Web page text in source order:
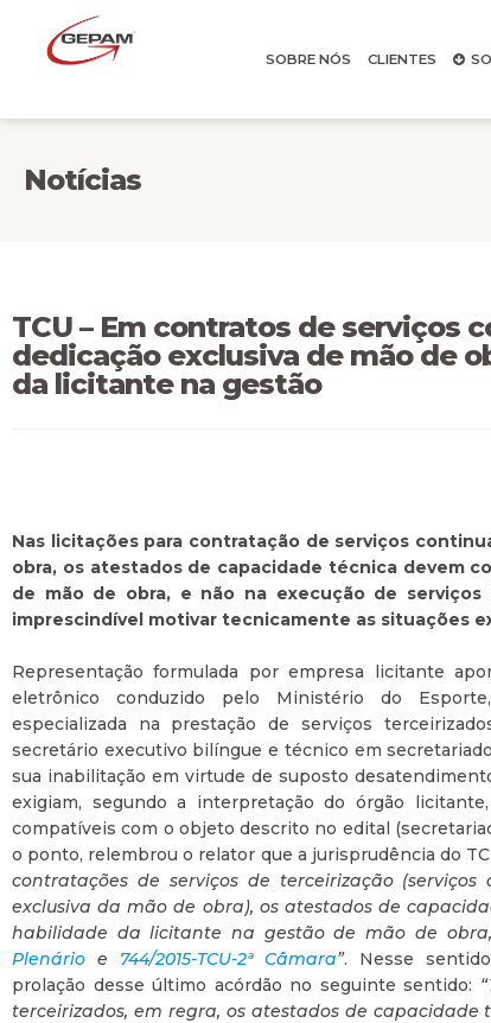
SOBRE NÓS CLIENTES
Notícias
TCU – Em contratos de serviços
dedicação exclusiva de mão de
da licitante na gestão
Nas licitações para contratação de serviços
obra, os atestados de capacidade técnica devem
de mão de obra, e não na execução de
imprescindível motivar tecnicamente as situações
Representação formulada por empresa licitante
eletrônico conduzido pelo Ministério do
especializada na prestação de serviços
secretário executivo bilíngue e técnico em
sua inabilitação em virtude de suposto
exigiam, segundo a interpretação do órgão
compatíveis com o objeto descrito no edital
o ponto, relembrou o relator que a jurisprudência do
contratações de serviços de terceirização
exclusiva da mão de obra), os atestados de
habilidade da licitante na gestão de mão de
Plenário e 744/2015-TCU-2ª Câmara”. Nesse
prolação desse último acórdão no seguinte sentido:
terceirizados, em regra, os atestados de